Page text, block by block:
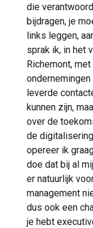
die
bijdragen, je
links leggen,
sprak ik, in het
Richemont,
leverde
kunnen zijn,
over de
de
opereer ik
doe dat bij al
er natuurlijk
management
dus ook een
je hebt